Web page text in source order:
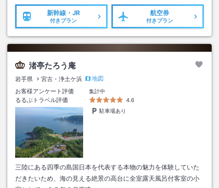
新幹線・JR
付きプラン
航空券
付きプラン
渚亭たろう庵
岩手県 宮古・浄土ケ浜
地図
お客様アンケート評価
集計中
るるぶトラベル評価
4.6
駐車場あり
三陸にある四季の島国日本を代表する本物の魅力を体験していた
だきたいため、海の見える絶景の高台に全室露天風呂付客室の小